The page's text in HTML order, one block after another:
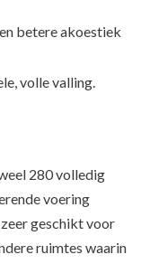
betere akoestiek
volle valling.
280 volledig
voering
geschikt voor
ruimtes waarin